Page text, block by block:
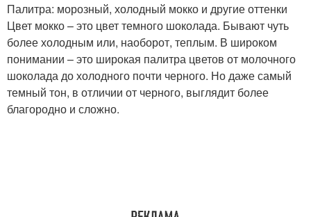
Палитра: морозный, холодный мокко и другие оттенки
Цвет мокко – это цвет темного шоколада. Бывают чуть
более холодным или, наоборот, теплым. В широком
понимании – это широкая палитра цветов от молочного
шоколада до холодного почти черного. Но даже самый
темный тон, в отличии от черного, выглядит более
благородно и сложно.